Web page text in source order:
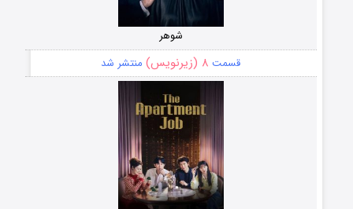
شوهر
قسمت ۸ (زیرنویس) منتشر شد